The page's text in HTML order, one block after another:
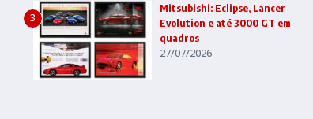
3
Mitsubishi: Eclipse, Lancer
Evolution e até 3000 GT em
quadros
27/07/2026